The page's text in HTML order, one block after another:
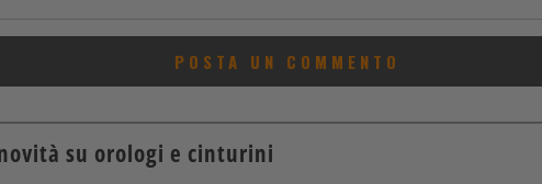
su orologi e cinturini